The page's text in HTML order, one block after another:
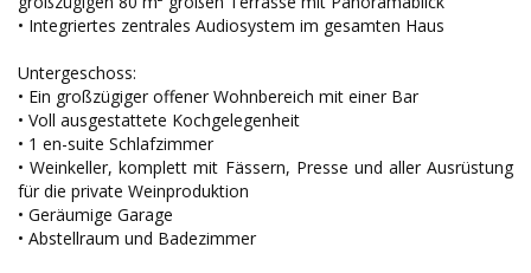
• Integriertes zentrales Audiosystem im gesamten Haus
Untergeschoss:
• Ein großzügiger offener Wohnbereich mit einer Bar
• Voll ausgestattete Kochgelegenheit
• 1 en-suite Schlafzimmer
• Weinkeller, komplett mit Fässern, Presse und aller Ausrüstung
für die private Weinproduktion
• Geräumige Garage
• Abstellraum und Badezimmer